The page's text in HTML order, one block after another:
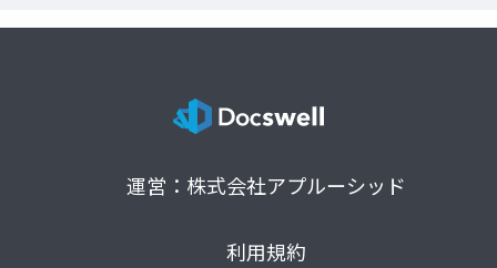
運営：株式会社アプルーシッド
利用規約